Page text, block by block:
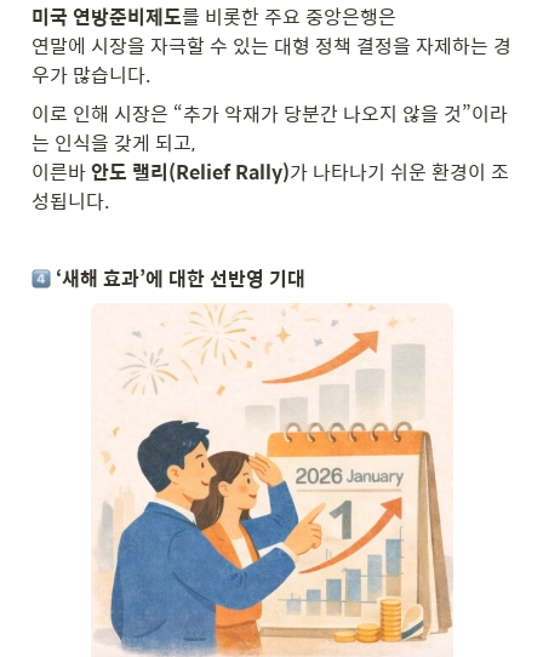
미국 연방준비제도를 비롯한 주요 중앙은행은
연말에 시장을 자극할 수 있는 대형 정책 결정을 자제하는 경
우가 많습니다.
이로 인해 시장은 “추가 악재가 당분간 나오지 않을 것”이라
는 인식을 갖게 되고,
이른바 안도 랠리(Relief Rally)가 나타나기 쉬운 환경이 조
성됩니다.
‘새해 효과’에 대한 선반영 기대